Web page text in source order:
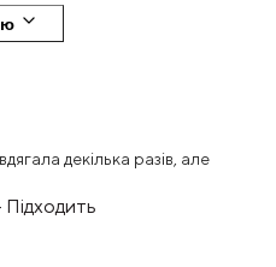
декілька разів, але
Підходить